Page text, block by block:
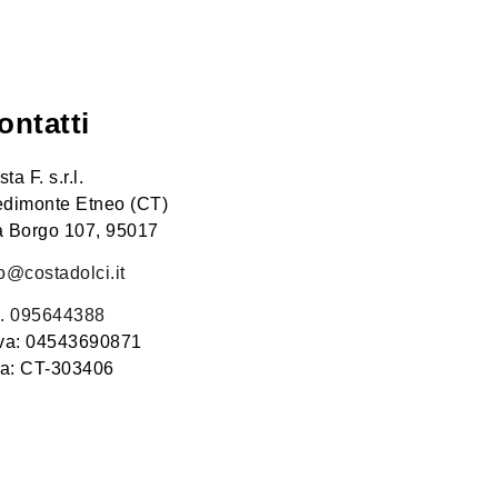
F. s.r.l.
Etneo (CT)
Borgo 107, 95017
095644388
04543690871
CT-303406